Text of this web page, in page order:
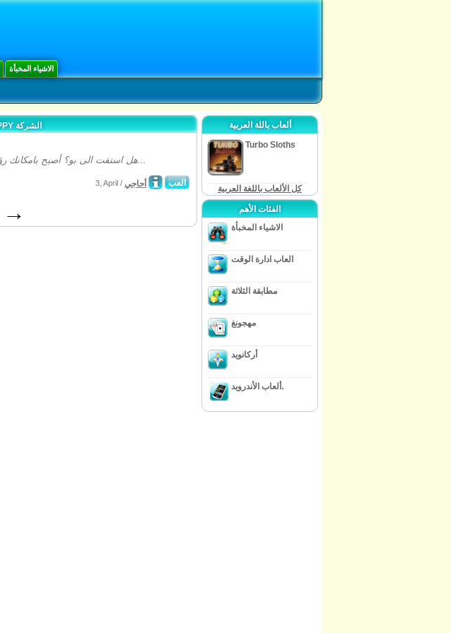
الاشياء المخبأة
مباريات من قبل 123PEPPY الشركة
هل استقت الى بو؟ أصبح بامكانك رؤيته بقدر ما تريد من خلال لعبة كونغ فو باندا 2...
العب 3, April / أحاجي
→
ألعاب باللة العربية
Turbo Sloths
كل الألعاب باللغة العربية
الفئات الأهم
الاشياء المخبأة
العاب ادارة الوقت
مطابقة الثلاثة
مهجونغ
أركانويد
ألعاب الأندرويد.